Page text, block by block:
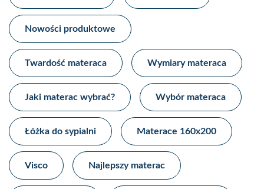
Nowości produktowe​
Twardość materaca Wymiary materaca
Jaki materac wybrać? Wybór materaca
Łóżka do sypialni Materace 160x200
Visco Najlepszy materac